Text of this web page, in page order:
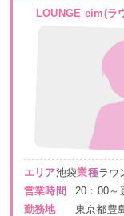
LOUNGE eim(ラ
エリア池袋業種ラウ
営業時間
20：00～
勤務地
東京都豊